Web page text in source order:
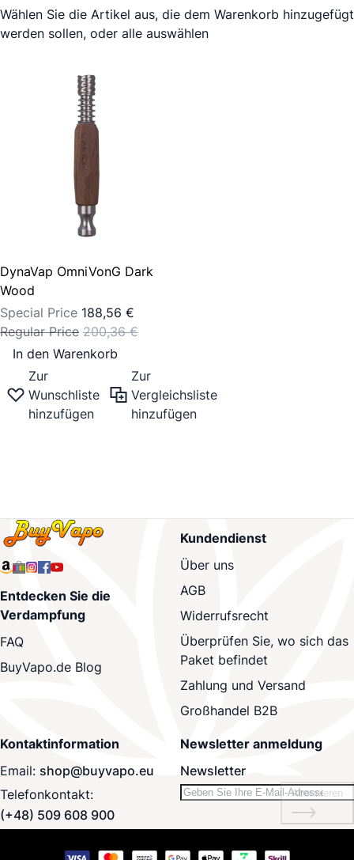
Wählen Sie die Artikel aus, die dem Warenkorb hinzugefügt
werden sollen, oder alle auswählen
DynaVap OmniVonG Dark
Wood
Special Price 188,56 €
Regular Price 200,36 €
In den Warenkorb
Zur
Wunschliste
hinzufügen
Zur
Vergleichsliste
hinzufügen
Entdecken Sie die
Verdampfung
FAQ
BuyVapo.de Blog
Kundendienst
Über uns
AGB
Widerrufsrecht
Überprüfen Sie, wo sich das
Paket befindet
Zahlung und Versand
Großhandel B2B
Kontaktinformation
Email: shop@buyvapo.eu
Telefonkontakt:
(+48) 509 608 900
Newsletter anmeldung
Newsletter
Abonnieren